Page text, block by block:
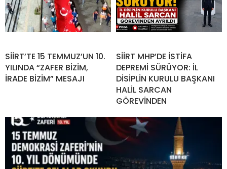
SİİRT’TE 15 TEMMUZ’UN 10.
YILINDA “ZAFER BİZİM,
İRADE BİZİM” MESAJI
SİİRT MHP’DE İSTİFA
DEPREMİ SÜRÜYOR: İL
DİSİPLİN KURULU BAŞKANI
HALİL SARCAN
GÖREVİNDEN